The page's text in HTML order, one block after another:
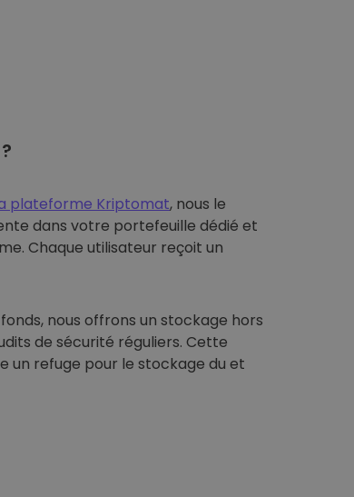
plateforme Kriptomat, nous le
dans votre portefeuille dédié et
Chaque utilisateur reçoit un
nous offrons un stockage hors
de sécurité réguliers. Cette
refuge pour le stockage du et